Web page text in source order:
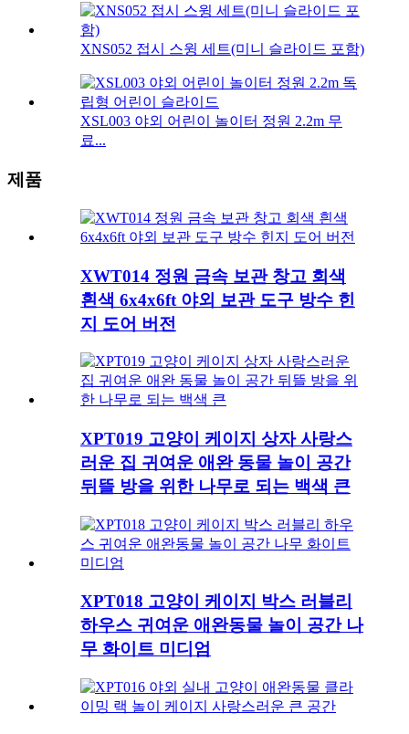
XNS052 접시 스윙 세트(미니 슬라이드 포함)
XSL003 야외 어린이 놀이터 정원 2.2m 무
료...
제품
XWT014 정원 금속 보관 창고 회색
흰색 6x4x6ft 야외 보관 도구 방수 힌
지 도어 버전
XPT019 고양이 케이지 상자 사랑스
러운 집 귀여운 애완 동물 놀이 공간
뒤뜰 방을 위한 나무로 되는 백색 큰
XPT018 고양이 케이지 박스 러블리
하우스 귀여운 애완동물 놀이 공간 나
무 화이트 미디엄